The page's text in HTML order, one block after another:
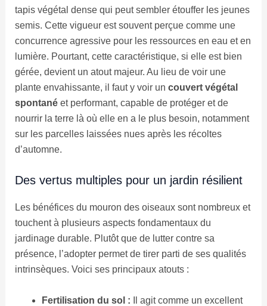
tapis végétal dense qui peut sembler étouffer les jeunes
semis. Cette vigueur est souvent perçue comme une
concurrence agressive pour les ressources en eau et en
lumière. Pourtant, cette caractéristique, si elle est bien
gérée, devient un atout majeur. Au lieu de voir une
plante envahissante, il faut y voir un couvert végétal
spontanéet performant, capable de protéger et de
nourrir la terre là où elle en a le plus besoin, notamment
sur les parcelles laissées nues après les récoltes
d’automne.
Des vertus multiples pour un jardin résilient
Les bénéfices du mouron des oiseaux sont nombreux et
touchent à plusieurs aspects fondamentaux du
jardinage durable. Plutôt que de lutter contre sa
présence, l’adopter permet de tirer parti de ses qualités
intrinsèques. Voici ses principaux atouts :
Fertilisation du sol : Il agit comme un excellent